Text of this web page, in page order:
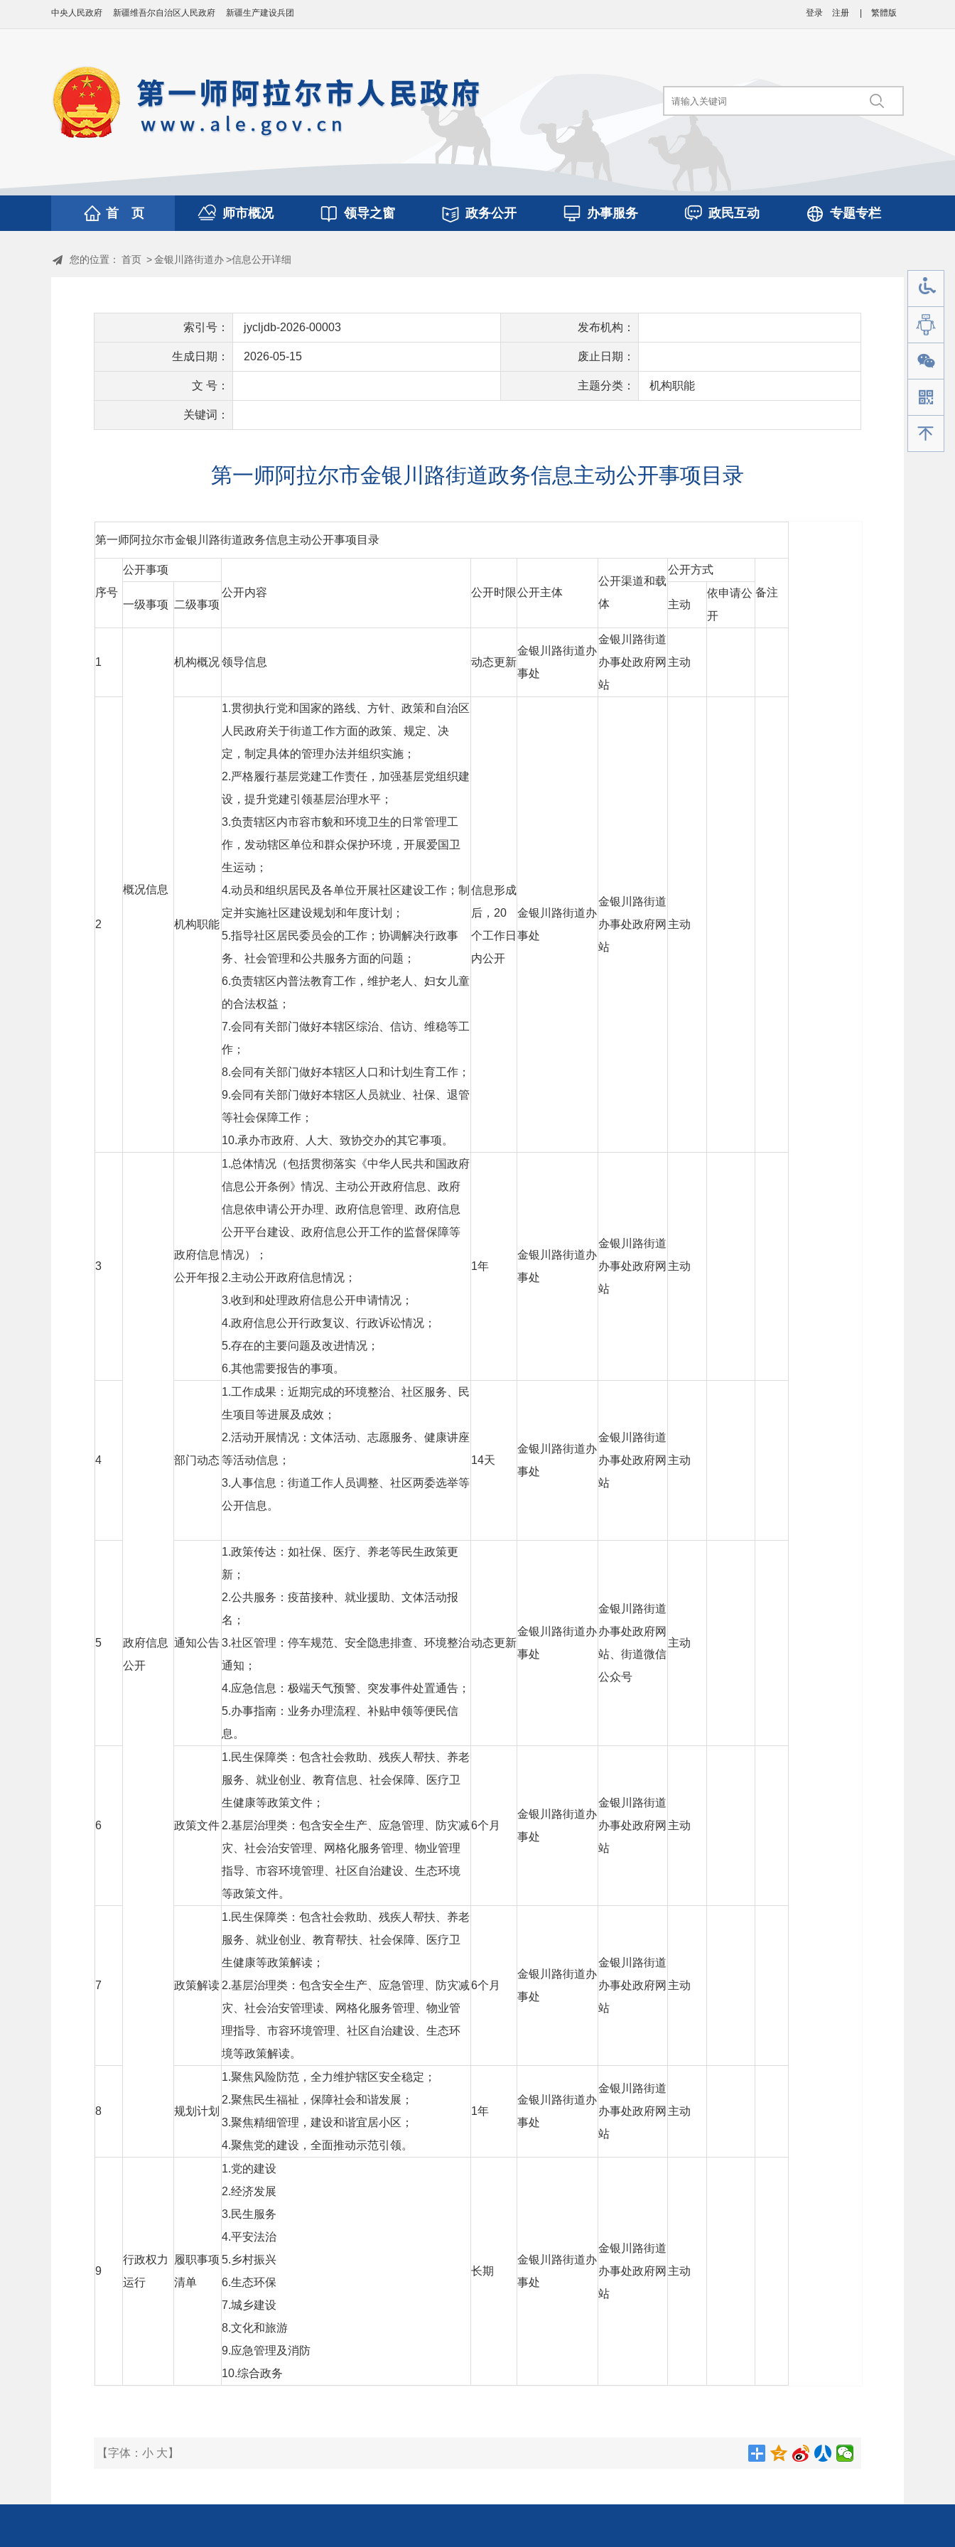
登录 注册 繁體版
中央人民政府 新疆维吾尔自治区人民政府 新疆生产建设兵团
首 页 师市概况 领导之窗 政务公开 办事服务 政民互动 专题专栏
您的位置： 首页 >金银川路街道办>信息公开详细
索引号： jycljdb-2026-00003 发布机构：
生成日期： 2026-05-15 废止日期：
文 号： 主题分类： 机构职能
关键词：
第一师阿拉尔市金银川路街道政务信息主动公开事项目录
第一师阿拉尔市金银川路街道政务信息主动公开事项目录
序号
公开事项
公开内容
公开时限公开主体
公开渠道和载
体
公开方式
备注
一级事项
二级事项 主动
依申请公
开
1
概况信息
机构概况领导信息 动态更新
金银川路街道办
事处
金银川路街道
办事处政府网
站
主动
2 机构职能
1.贯彻执行党和国家的路线、方针、政策和自治区
人民政府关于街道工作方面的政策、规定、决
定，制定具体的管理办法并组织实施；
2.严格履行基层党建工作责任，加强基层党组织建
设，提升党建引领基层治理水平；
3.负责辖区内市容市貌和环境卫生的日常管理工
作，发动辖区单位和群众保护环境，开展爱国卫
生运动；
4.动员和组织居民及各单位开展社区建设工作；制
定并实施社区建设规划和年度计划；
5.指导社区居民委员会的工作；协调解决行政事
务、社会管理和公共服务方面的问题；
6.负责辖区内普法教育工作，维护老人、妇女儿童
的合法权益；
7.会同有关部门做好本辖区综治、信访、维稳等工
作；
8.会同有关部门做好本辖区人口和计划生育工作；
9.会同有关部门做好本辖区人员就业、社保、退管
等社会保障工作；
10.承办市政府、人大、致协交办的其它事项。
信息形成
后， 20
个工作日
内公开
金银川路街道办
事处
金银川路街道
办事处政府网
站
主动
3
政府信息
公开
政府信息
公开年报
1.总体情况（包括贯彻落实《中华人民共和国政府
信息公开条例》情况、主动公开政府信息、政府
信息依申请公开办理、政府信息管理、政府信息
公开平台建设、政府信息公开工作的监督保障等
情况）；
2.主动公开政府信息情况；
3.收到和处理政府信息公开申请情况；
4.政府信息公开行政复议、行政诉讼情况；
5.存在的主要问题及改进情况；
6.其他需要报告的事项。
1年
金银川路街道办
事处
金银川路街道
办事处政府网
站
主动
4 部门动态
1.工作成果：近期完成的环境整治、社区服务、民
生项目等进展及成效；
2.活动开展情况：文体活动、志愿服务、健康讲座
等活动信息；
3. 人事信息：街道工作人员调整、社区两委选举等
公开信息。
14天
金银川路街道办
事处
金银川路街道
办事处政府网
站
主动
5 通知公告
1.政策传达：如社保、医疗、养老等民生政策更
新；
2.公共服务：疫苗接种、就业援助、文体活动报
名；
3.社区管理：停车规范、安全隐患排查、环境整治
通知；
4.应急信息：极端天气预警、突发事件处置通告；
5.办事指南：业务办理流程、补贴申领等便民信
息。
动态更新
金银川路街道办
事处
金银川路街道
办事处政府网
站、街道微信
公众号
主动
6 政策文件
1.民生保障类：包含社会救助、残疾人帮扶、养老
服务、就业创业、教育信息、社会保障、医疗卫
生健康等政策文件；
2.基层治理类：包含安全生产、应急管理、防灾减
灾、社会治安管理、网格化服务管理、物业管理
指导、市容环境管理、社区自治建设、生态环境
等政策文件。
6个月
金银川路街道办
事处
金银川路街道
办事处政府网
站
主动
7 政策解读
1.民生保障类：包含社会救助、残疾人帮扶、养老
服务、就业创业、教育帮扶、社会保障、医疗卫
生健康等政策解读；
2.基层治理类：包含安全生产、应急管理、防灾减
灾、社会治安管理读、网格化服务管理、物业管
理指导、市容环境管理、社区自治建设、生态环
境等政策解读。
6个月
金银川路街道办
事处
金银川路街道
办事处政府网
站
主动
8 规划计划
1.聚焦风险防范，全力维护辖区安全稳定；
2.聚焦民生福祉，保障社会和谐发展；
3.聚焦精细管理，建设和谐宜居小区；
4.聚焦党的建设，全面推动示范引领。
1年
金银川路街道办
事处
金银川路街道
办事处政府网
站
主动
9
行政权力
运行
履职事项
清单
1.党的建设
2.经济发展
3.民生服务
4.平安法治
5.乡村振兴
6.生态环保
7.城乡建设
8.文化和旅游
9.应急管理及消防
10.综合政务
长期
金银川路街道办
事处
金银川路街道
办事处政府网
站
主动
【字体： 小 大 】
手机版